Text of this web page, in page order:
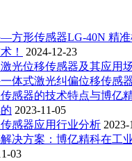
方形传感器LG-40N 精
！
2024-12-23
光位移传感器及其应用
体式激光纠偏位移传感
感器的技术特点与博亿
2023-11-05
感器应用行业分析 2023-
决方案：博亿精科在工
03